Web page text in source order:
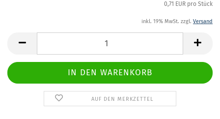
0,71 EUR pro Stück
inkl. 19% MwSt. zzgl. Versand
AUF DEN MERKZETTEL